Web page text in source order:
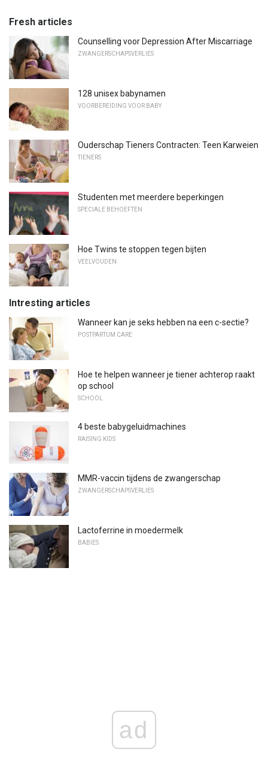
Fresh articles
Counselling voor Depression After Miscarriage
ZWANGERSCHAPSVERLIES
128 unisex babynamen
VOORBEREIDING VOOR BABY
Ouderschap Tieners Contracten: Teen Karweien
TIENERS
Studenten met meerdere beperkingen
SPECIALE BEHOEFTEN
Hoe Twins te stoppen tegen bijten
VEELVOUDEN
Intresting articles
Wanneer kan je seks hebben na een c-sectie?
POSTPARTUM CARE
Hoe te helpen wanneer je tiener achterop raakt
op school
SCHOOL
4 beste babygeluidmachines
RAISING KIDS
MMR-vaccin tijdens de zwangerschap
ZWANGERSCHAPSVERLIES
Lactoferrine in moedermelk
BABIES
ad